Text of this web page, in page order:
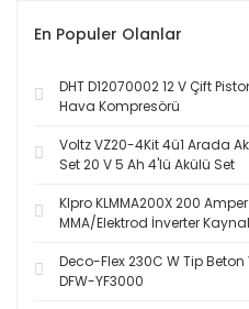
En Populer Olanlar
DHT D12070002 12 V Çift
Hava Kompresörü
Voltz VZ20-4Kit 4ü1 Arada
Set 20 V 5 Ah 4'lü Akülü Set
Klpro KLMMA200X 200 Amper
MMA/Elektrod İnverter
Deco-Flex 230C W Tip
DFW-YF3000